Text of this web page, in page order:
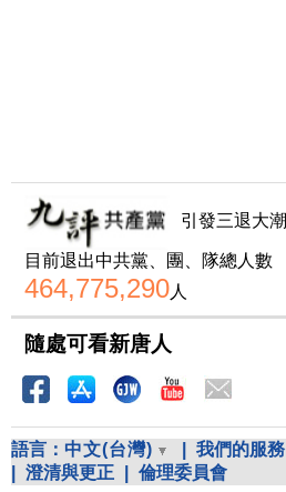
引發三退大潮
目前退出中共黨、團、隊總人數
464,775,290人
隨處可看新唐人
語言： 中文(台灣) 我們的服務
澄清與更正 倫理委員會